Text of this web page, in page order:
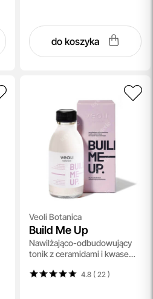
do koszyka
Veoli Botanica
Build Me Up
Nawilżająco-odbudowujący
tonik z ceramidami i kwasem
4.8 ( 22 )